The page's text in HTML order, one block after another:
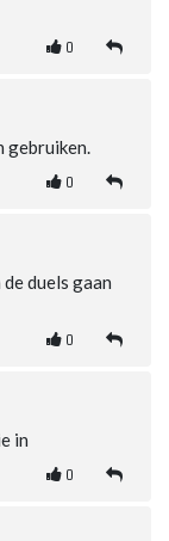
0
gebruiken.
0
duels gaan
0
in
0